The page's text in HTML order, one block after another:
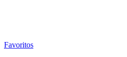
Favoritos